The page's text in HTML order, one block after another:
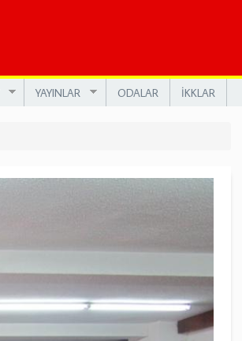
YAYINLAR ODALAR İKKLAR